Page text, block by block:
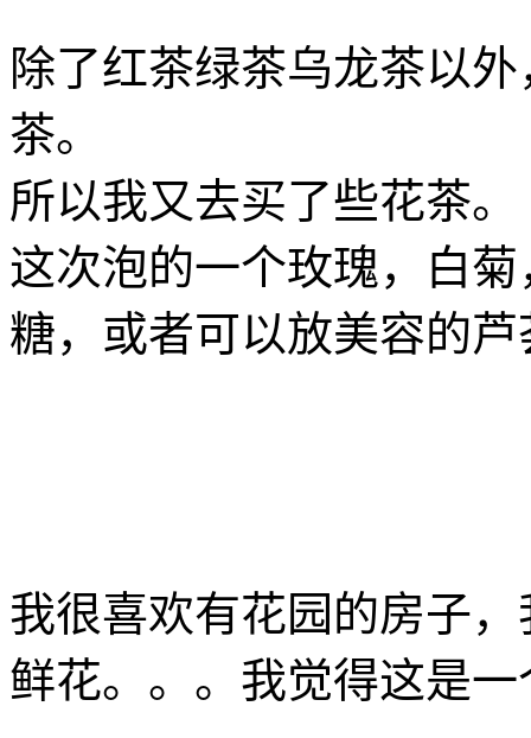
除了红茶绿茶乌龙茶以
茶。
所以我又去买了些花茶。
这次泡的一个玫瑰，白
糖，或者可以放美容的
我很喜欢有花园的房子
鲜花。。。我觉得这是